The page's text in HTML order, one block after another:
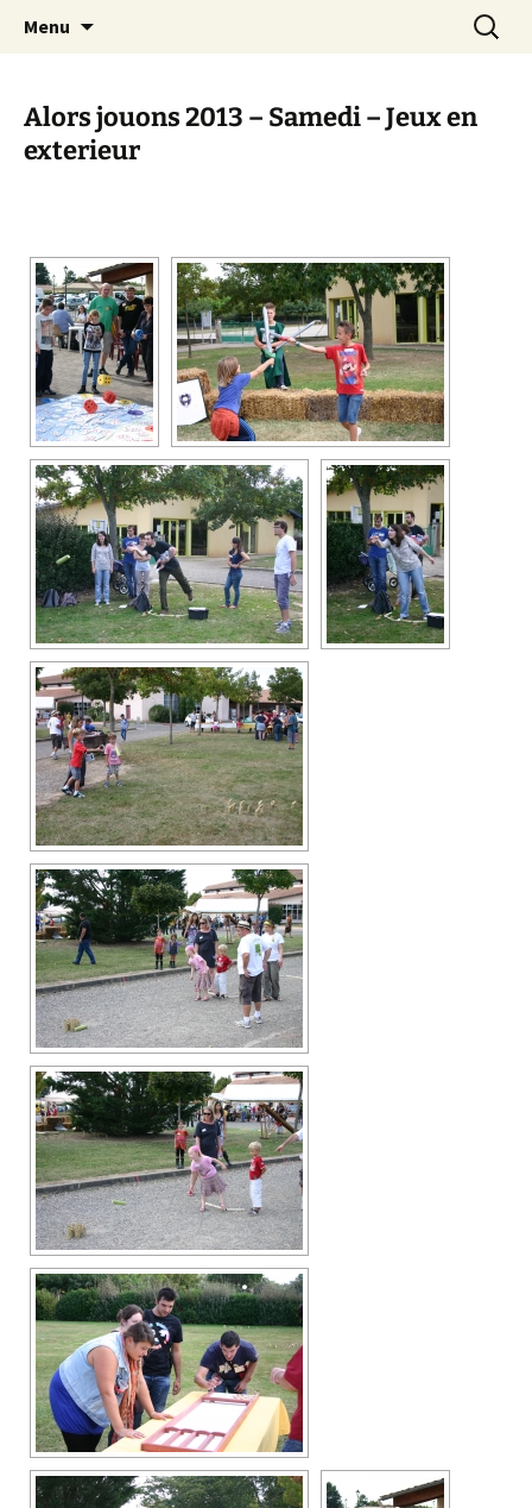
Alors…Jouons !
Festival du jeu en Tarn-et-Garonne
Menu
Alors jouons 2013 – Samedi – Jeux en
exterieur